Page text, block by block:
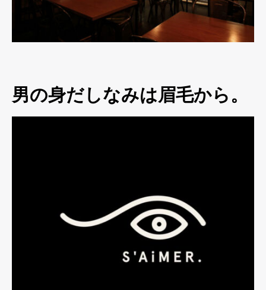
男の身だしなみは眉毛から。